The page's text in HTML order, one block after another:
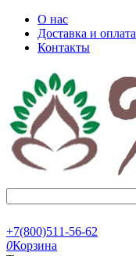
О нас
Доставка и оплата
Контакты
+7(800)511-56-62
0Корзина